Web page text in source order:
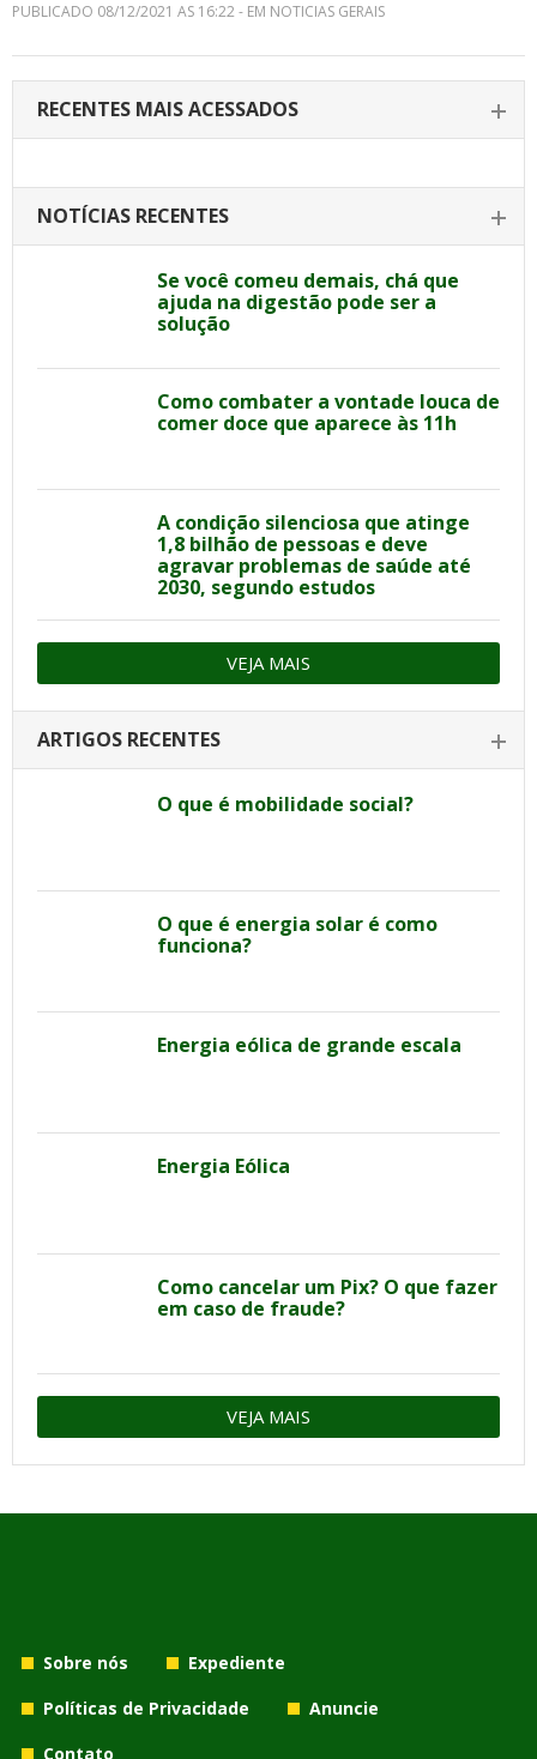
PUBLICADO 08/12/2021 AS 16:22 - EM NOTICIAS GERAIS
RECENTES MAIS ACESSADOS
NOTÍCIAS RECENTES
Se você comeu demais, chá que
ajuda na digestão pode ser a
solução
Como combater a vontade louca de
comer doce que aparece às 11h
A condição silenciosa que atinge
1,8 bilhão de pessoas e deve
agravar problemas de saúde até
2030, segundo estudos
VEJA MAIS
ARTIGOS RECENTES
O que é mobilidade social?
O que é energia solar é como
funciona?
Energia eólica de grande escala
Energia Eólica
Como cancelar um Pix? O que fazer
em caso de fraude?
VEJA MAIS
Sobre nós
Expediente
Políticas de Privacidade
Anuncie
Contato